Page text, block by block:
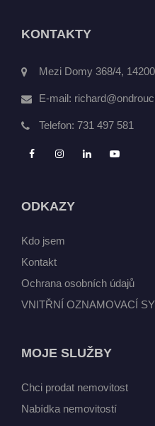
KONTAKTY
Mezi Domy 368/4,
E-mail:
Telefon: 731 497 581
ODKAZY
Kdo jsem
Kontakt
Ochrana osobních údajů
VNITŘNÍ OZNAMOVACÍ
MOJE SLUŽBY
Chci prodat nemovitost
Nabídka nemovitostí